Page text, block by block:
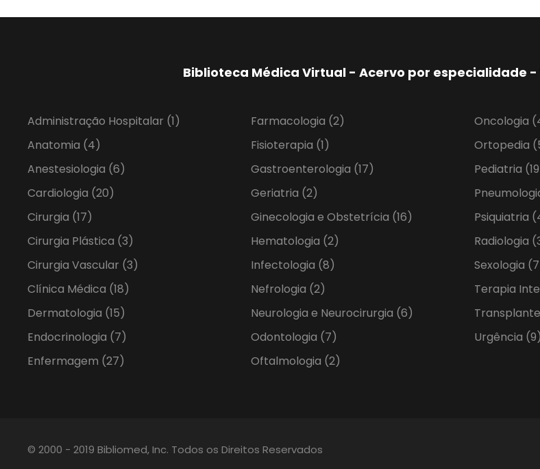
Biblioteca Médica Virtual - Acervo por especialidade
Administração Hospitalar (1)
Anatomia (4)
Anestesiologia (6)
Cardiologia (20)
Cirurgia (17)
Cirurgia Plástica (3)
Cirurgia Vascular (3)
Clínica Médica (18)
Dermatologia (15)
Endocrinologia (7)
Enfermagem (27)
Farmacologia (2)
Fisioterapia (1)
Gastroenterologia (17)
Geriatria (2)
Ginecologia e Obstetrícia (16)
Hematologia (2)
Infectologia (8)
Nefrologia (2)
Neurologia e Neurocirurgia (6)
Odontologia (7)
Oftalmologia (2)
Oncologia
Ortopedia
Pediatria
Psiquiatria
Radiologia
Sexologia
Terapia
Urgência (9)
© 2000 - 2019 Bibliomed, Inc. Todos os Direitos Reservados